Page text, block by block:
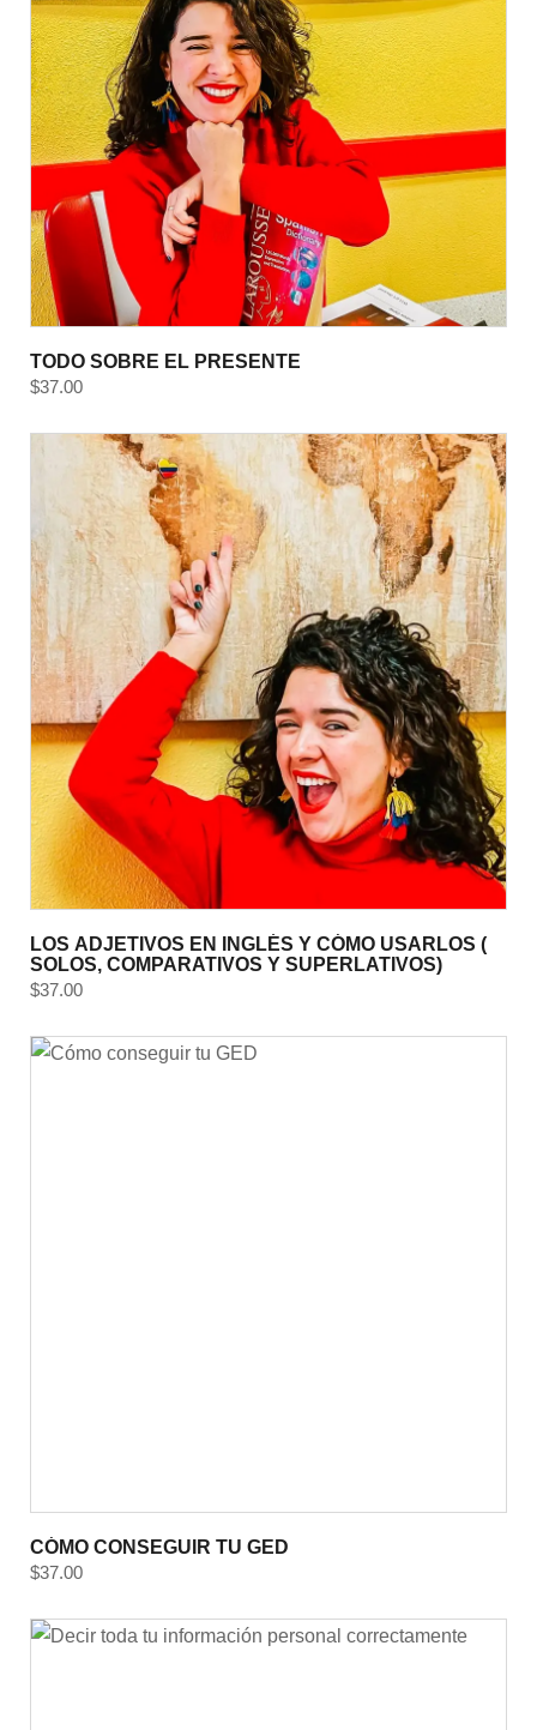
TODO SOBRE EL PRESENTE
$37.00
LOS ADJETIVOS EN INGLÉS Y CÓMO USARLOS (
SOLOS, COMPARATIVOS Y SUPERLATIVOS)
$37.00
CÓMO CONSEGUIR TU GED
$37.00